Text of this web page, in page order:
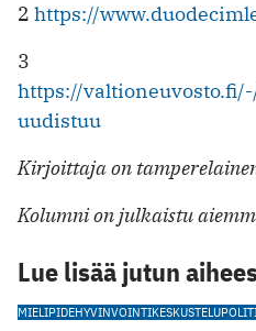
2 https://
3
https://
uudistuu
Kirjoittaja on
Kolumni on julkaistu
Lue lisää jutun
MIELIPIDEHYVINVOINTIKESKUSTELU